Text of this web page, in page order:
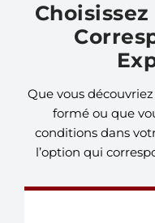
Que vous
formé ou que
conditions dans
l’option qui